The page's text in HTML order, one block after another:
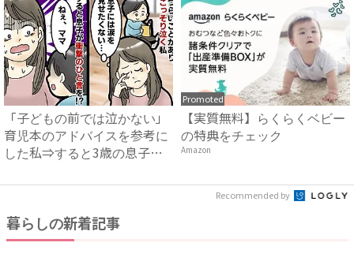
「子どもの前では泣かない」
育児本のアドバイスを参考に
した私⇒すると3歳の息子が
Promoted
【実質無料】らくらくベビー
の特典をチェック
Amazon
Recommended by
暮らしの新着記事